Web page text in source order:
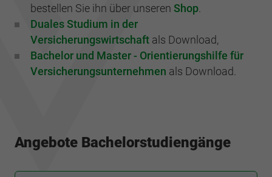
bestellen Sie ihn über unseren Shop.
Duales Studium in der
Versicherungswirtschaftals Download,
Bachelor und Master - Orientierungshilfe für
Versicherungsunternehmen als Download.
Angebote Bachelorstudiengänge